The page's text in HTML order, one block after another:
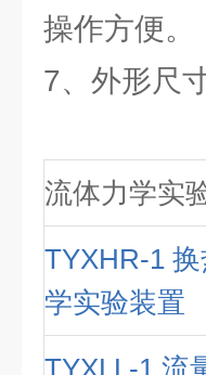
操作方便。
7、外形尺
流体力学实
TYXHR-1
学实验装置
TYXLL-1 流